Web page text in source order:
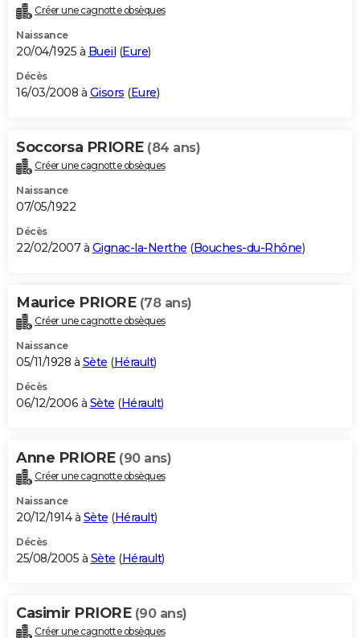
Créer une cagnotte obsèques
Naissance
20/04/1925 à Bueil (Eure)
Décès
16/03/2008 à Gisors (Eure)
Soccorsa PRIORE (84 ans)
Créer une cagnotte obsèques
Naissance
07/05/1922
Décès
22/02/2007 à Gignac-la-Nerthe (Bouches-du-Rhône)
Maurice PRIORE (78 ans)
Créer une cagnotte obsèques
Naissance
05/11/1928 à Sète (Hérault)
Décès
06/12/2006 à Sète (Hérault)
Anne PRIORE (90 ans)
Créer une cagnotte obsèques
Naissance
20/12/1914 à Sète (Hérault)
Décès
25/08/2005 à Sète (Hérault)
Casimir PRIORE (90 ans)
Créer une cagnotte obsèques